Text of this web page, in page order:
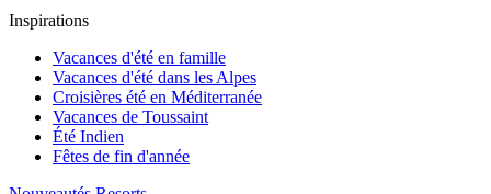
Inspirations
Vacances d'été en famille
Vacances d'été dans les Alpes
Croisières été en Méditerranée
Vacances de Toussaint
Été Indien
Fêtes de fin d'année